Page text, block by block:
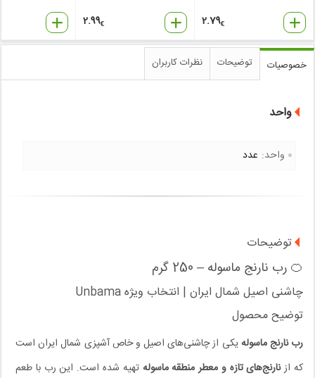
2.79€
2.99€
خصوصیات توضیحات نظرات کاربران
واحد
واحد: عدد
توضیحات
🍊 رب نارنج ماسوله – 250 گرم
چاشنی اصیل شمال ایران | انتخاب ویژه Unbama
توضیح محصول
رب نارنج ماسولهیکی از چاشنی‌های اصیل و خاص آشپزی شمال ایران است
که ازنارنج‌های تازه و معطر منطقه ماسوله تهیه شده است. این رب با طعم